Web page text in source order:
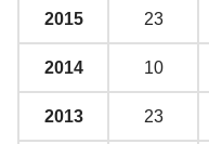
2015 23
2014 10
2013 23